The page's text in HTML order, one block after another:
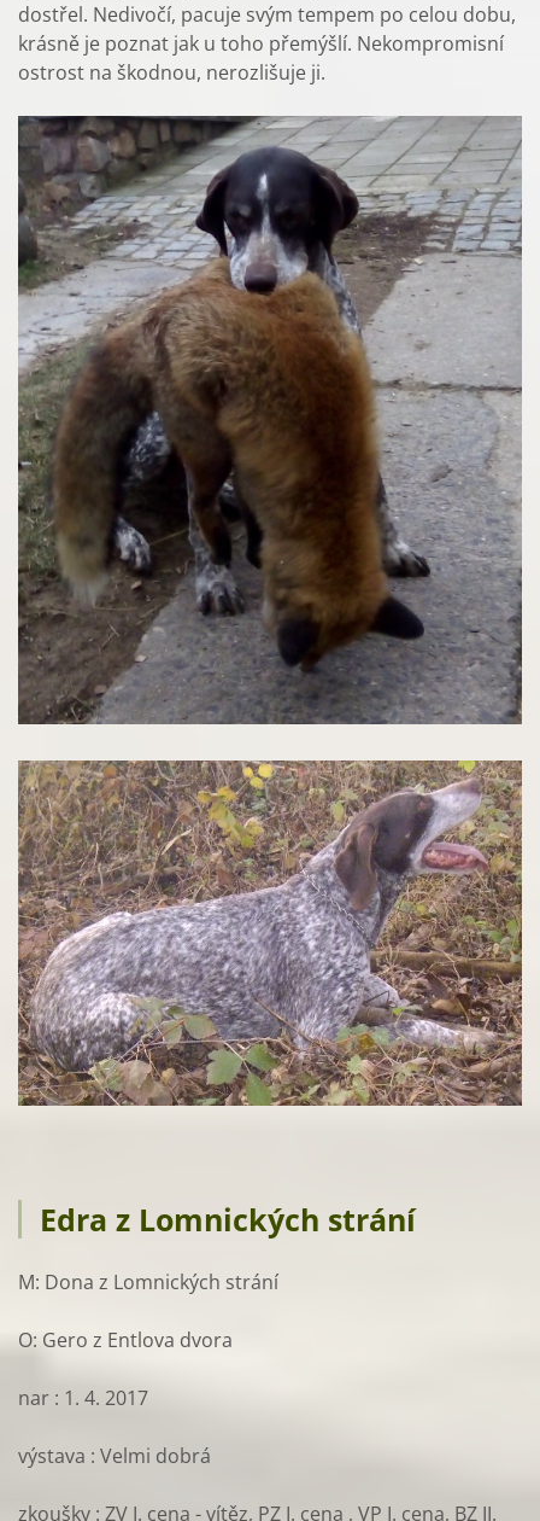
dostřel. Nedivočí, pacuje svým tempem po celou dobu,
krásně je poznat jak u toho přemýšlí. Nekompromisní
ostrost na škodnou, nerozlišuje ji.
Edra z Lomnických strání
M: Dona z Lomnických strání
O: Gero z Entlova dvora
nar : 1. 4. 2017
výstava : Velmi dobrá
zkoušky : ZV I. cena - vítěz, PZ I. cena , VP I. cena, BZ II.